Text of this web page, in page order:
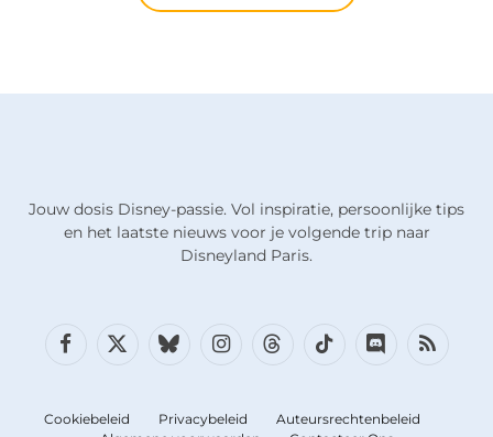
Jouw dosis Disney-passie. Vol inspiratie, persoonlijke tips
en het laatste nieuws voor je volgende trip naar
Disneyland Paris.
Facebook
X
BlueskyInstagramDradenTikTokDiscordRSS
Cookiebeleid Privacybeleid
Auteursrechtenbeleid